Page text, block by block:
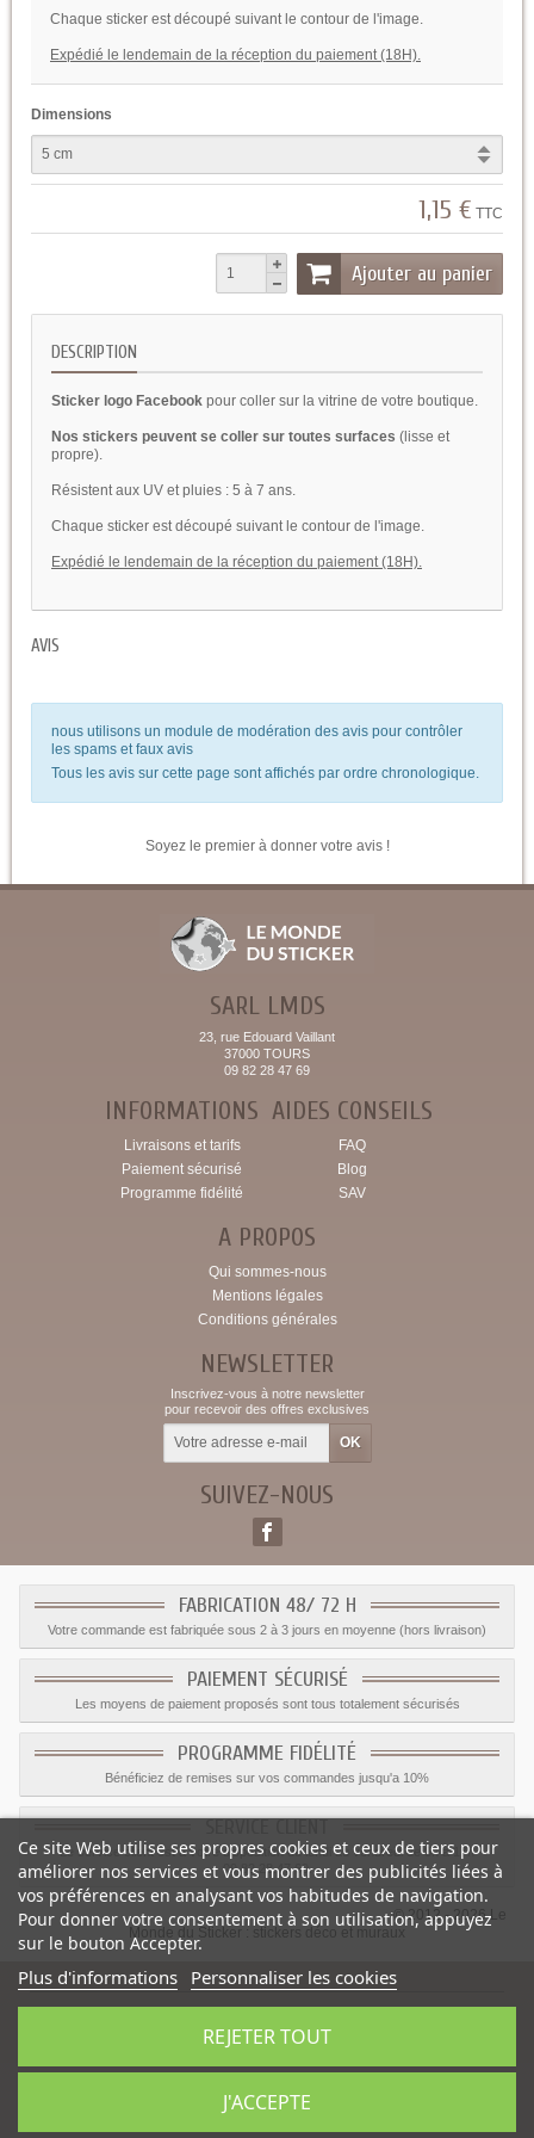
Chaque sticker est découpé suivant le contour de l'image.
Expédié le lendemain de la réception du paiement (18H).
Dimensions
1,15 € TTC
Ajouter au panier
DESCRIPTION
Sticker logo Facebook pour coller sur la vitrine de votre boutique.
Nos stickers peuvent se coller sur toutes surfaces (lisse et
propre).
Résistent aux UV et pluies : 5 à 7 ans.
Chaque sticker est découpé suivant le contour de l'image.
Expédié le lendemain de la réception du paiement (18H).
AVIS
nous utilisons un module de modération des avis pour contrôler
les spams et faux avis
Tous les avis sur cette page sont affichés par ordre chronologique.
Soyez le premier à donner votre avis !
SARL LMDS
23, rue Edouard Vaillant
37000 TOURS
09 82 28 47 69
INFORMATIONS
Livraisons et tarifs
Paiement sécurisé
Programme fidélité
AIDES CONSEILS
FAQ
Blog
SAV
A PROPOS
Qui sommes-nous
Mentions légales
Conditions générales
NEWSLETTER
Inscrivez-vous à notre newsletter
pour recevoir des offres exclusives
SUIVEZ-NOUS
FABRICATION 48/ 72 H
Votre commande est fabriquée sous 2 à 3 jours en moyenne (hors livraison)
PAIEMENT SÉCURISÉ
Les moyens de paiement proposés sont tous totalement sécurisés
PROGRAMME FIDÉLITÉ
Bénéficiez de remises sur vos commandes jusqu'a 10%
Le service client est a votre disposition du lundi au vendredi de 8h à 17h
09.82.28.47.69.
© 2012 - 2026 Le
Monde du Sticker :
stickers déco et muraux
-Catégorie :WIfi- Internet
Ce site Web utilise ses propres cookies et ceux de tiers pour
améliorer nos services et vous montrer des publicités liées à
vos préférences en analysant vos habitudes de navigation.
Pour donner votre consentement à son utilisation, appuyez
sur le bouton Accepter.
Plus d'informations Personnaliser les cookies
REJETER TOUT
J'ACCEPTE